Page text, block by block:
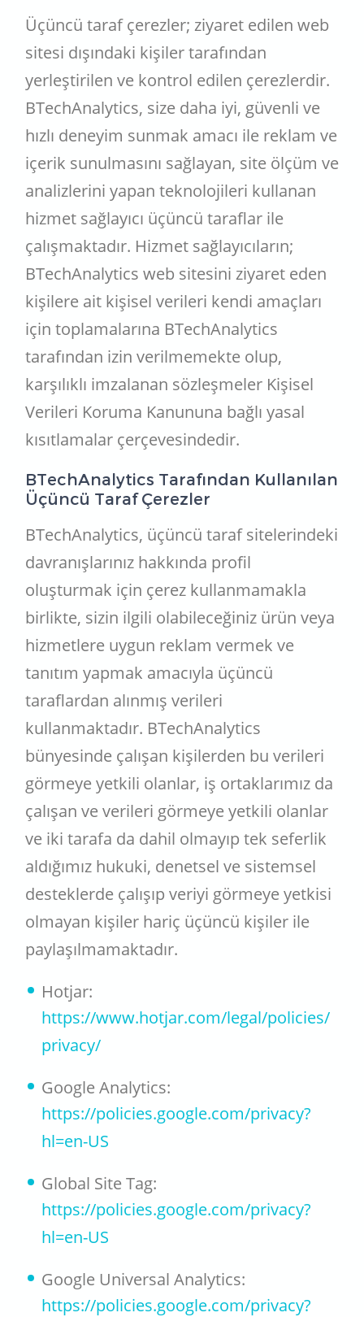
Üçüncü taraf çerezler; ziyaret edilen web
sitesi dışındaki kişiler tarafından
yerleştirilen ve kontrol edilen çerezlerdir.
BTechAnalytics, size daha iyi, güvenli ve
hızlı deneyim sunmak amacı ile reklam ve
içerik sunulmasını sağlayan, site ölçüm ve
analizlerini yapan teknolojileri kullanan
hizmet sağlayıcı üçüncü taraflar ile
çalışmaktadır. Hizmet sağlayıcıların;
BTechAnalytics web sitesini ziyaret eden
kişilere ait kişisel verileri kendi amaçları
için toplamalarına BTechAnalytics
tarafından izin verilmemekte olup,
karşılıklı imzalanan sözleşmeler Kişisel
Verileri Koruma Kanununa bağlı yasal
kısıtlamalar çerçevesindedir.
BTechAnalytics Tarafından Kullanılan
Üçüncü Taraf Çerezler
BTechAnalytics, üçüncü taraf sitelerindeki
davranışlarınız hakkında profil
oluşturmak için çerez kullanmamakla
birlikte, sizin ilgili olabileceğiniz ürün veya
hizmetlere uygun reklam vermek ve
tanıtım yapmak amacıyla üçüncü
taraflardan alınmış verileri
kullanmaktadır. BTechAnalytics
bünyesinde çalışan kişilerden bu verileri
görmeye yetkili olanlar, iş ortaklarımız da
çalışan ve verileri görmeye yetkili olanlar
ve iki tarafa da dahil olmayıp tek seferlik
aldığımız hukuki, denetsel ve sistemsel
desteklerde çalışıp veriyi görmeye yetkisi
olmayan kişiler hariç üçüncü kişiler ile
paylaşılmamaktadır.
Hotjar:
https://www.hotjar.com/legal/policies/
privacy/
Google Analytics:
https://policies.google.com/privacy?
hl=en-US
Global Site Tag:
https://policies.google.com/privacy?
hl=en-US
Google Universal Analytics:
https://policies.google.com/privacy?